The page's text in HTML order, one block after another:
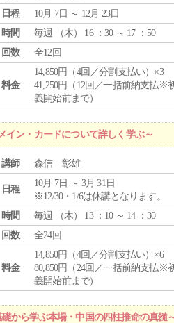
日程
10月 7日 ～ 12月 23日
時間
毎週 （木） 16 ：30 ～ 17 ：50
回数
全12回
料金
14,850円（4回／分割支払い）×3
41,250円（12回／一括前納支払※
義開始前まで）
ン・カードについて詳しく学ぶ～
講師 森信 彰雄
日程
10月 7日 ～ 3月 31日
※12/30・1/6は休講となります。
時間
毎週 （木） 13 ：10 ～ 14 ：30
回数
全24回
料金
14,850円（4回／分割支払い）×6
80,850円（24回／一括前納支払※
義開始前まで）
から学ぶ本場・中国の四柱推命の真髄